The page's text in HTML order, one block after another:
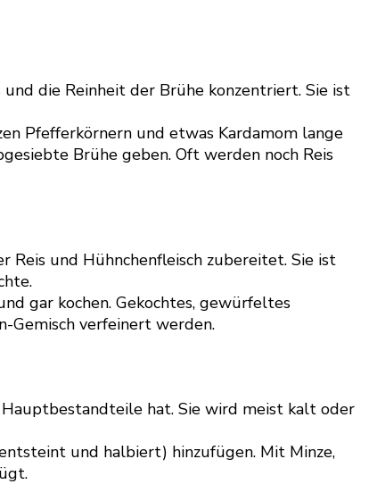
und die Reinheit der Brühe konzentriert. Sie ist
Pfefferkörnern und etwas Kardamom lange
Brühe geben. Oft werden noch Reis
Reis und Hühnchenfleisch zubereitet. Sie ist
gar kochen. Gekochtes, gewürfeltes
Gemisch verfeinert werden.
Hauptbestandteile hat. Sie wird meist kalt oder
und halbiert) hinzufügen. Mit Minze,